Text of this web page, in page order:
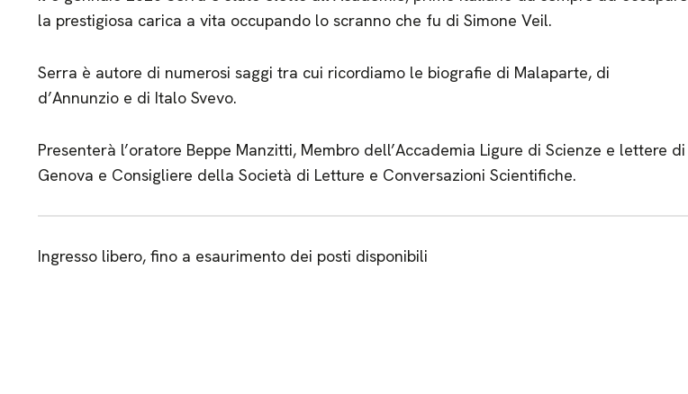
la prestigiosa carica a vita occupando lo scranno che fu di Simone Veil.
Serra è autore di numerosi saggi tra cui ricordiamo le biografie di Malaparte, di
d’Annunzio e di Italo Svevo.
Presenterà l’oratore Beppe Manzitti, Membro dell’Accademia Ligure di Scienze e lettere di
Genova e Consigliere della Società di Letture e Conversazioni Scientifiche.
Ingresso libero, fino a esaurimento dei posti disponibili